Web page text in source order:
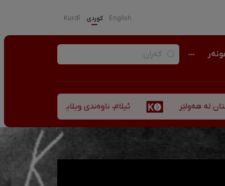
English كوردی Kurdî
ئیلام، ناوەندی ویلایەتی کوردستان لە